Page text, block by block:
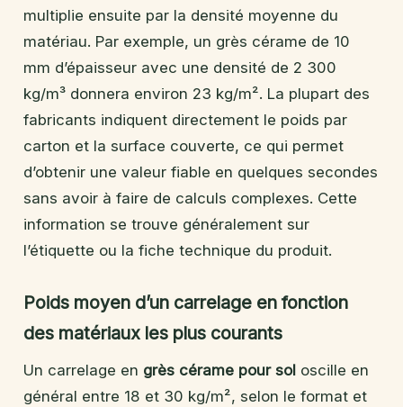
multiplie ensuite par la densité moyenne du
matériau. Par exemple, un grès cérame de 10
mm d’épaisseur avec une densité de 2 300
kg/m³ donnera environ 23 kg/m². La plupart des
fabricants indiquent directement le poids par
carton et la surface couverte, ce qui permet
d’obtenir une valeur fiable en quelques secondes
sans avoir à faire de calculs complexes. Cette
information se trouve généralement sur
l’étiquette ou la fiche technique du produit.
Poids moyen d’un carrelage en fonction
des matériaux les plus courants
Un carrelage en grès cérame pour sol oscille en
général entre 18 et 30 kg/m², selon le format et